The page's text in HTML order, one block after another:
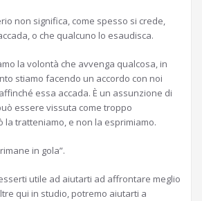
non significa, come spesso si crede,
o che qualcuno lo esaudisca.
la volontà che avvenga qualcosa, in
stiamo facendo un accordo con noi
essa accada. È un assunzione di
essere vissuta come troppo
la tratteniamo, e non la esprimiamo.
in gola”.
utile ad aiutarti ad affrontare meglio
qui in studio, potremo aiutarti a